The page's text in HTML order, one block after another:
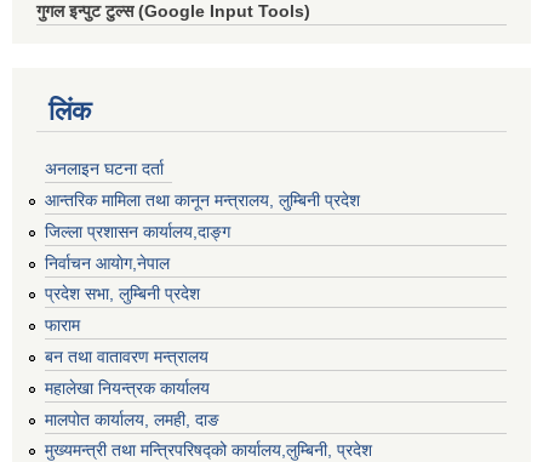
गुगल इन्पुट टुल्स (Google Input Tools)
लिंक
अनलाइन घटना दर्ता
आन्तरिक मामिला तथा कानून मन्त्रालय, लुम्बिनी प्रदेश
जिल्ला प्रशासन कार्यालय,दाङ्ग
निर्वाचन आयाेग,नेपाल
प्रदेश सभा, लुम्बिनी प्रदेश
फाराम
बन तथा वातावरण मन्त्रालय
महालेखा नियन्त्रक कार्यालय
मालपोत कार्यालय, लमही, दाङ
मुख्यमन्त्री तथा मन्त्रिपरिषद्को कार्यालय,लुम्बिनी, प्रदेश